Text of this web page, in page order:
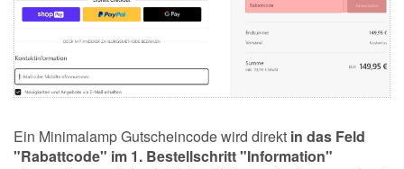
Ein Minimalamp Gutscheincode wird direkt in das Feld
"Rabattcode" im 1. Bestellschritt "Information"